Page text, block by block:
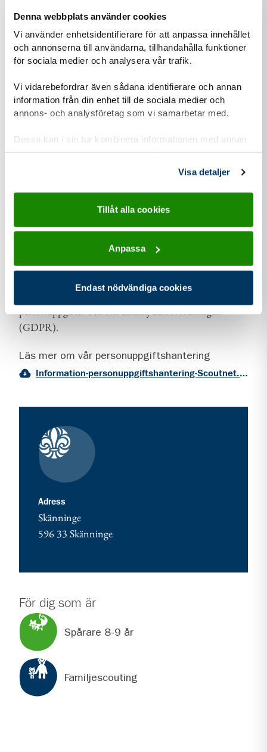
Denna webbplats använder cookies
Vi använder enhetsidentifierare för att anpassa innehållet
och annonserna till användarna, tillhandahålla funktioner
för sociala medier och analysera vår trafik.
Vi vidarebefordrar även sådana identifierare och annan
information från din enhet till de sociala medier och
annons- och analysföretag som vi samarbetar med.
Dessa kan i sin tur kombinera informationen med annan
information som du har tillhandahållit eller som de har
Visa detaljer
Tillåt alla cookies
Anpassa
Endast nödvändiga cookies
Om du har barn som vill vara med, hur gamla är den/de?
Hur hittade du hit?
Annons i sociala medier
Jag letade själv upp information
En vän/partner tipsade mig
Submit
Därför vill vi berätta om vår hantering av
personuppgifter och om dataskyddsförordningen
(GDPR).
Läs mer om vår personuppgiftshantering
Information-personuppgiftshantering-Scoutnet.pdf (PDF 129 KB)
Kontaktuppgifter
Adressadress för Skänninge - var med och starta!
Skänninge
596 33 Skänninge
För dig som är
Spårare 8-9 år
Familjescouting